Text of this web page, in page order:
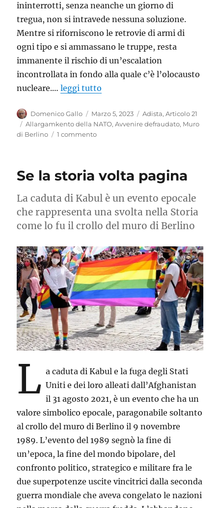
ininterrotti, senza neanche un giorno di
tregua, non si intravede nessuna soluzione.
Mentre si riforniscono le retrovie di armi di
ogni tipo e si ammassano le truppe, resta
immanente il rischio di un’escalation
incontrollata in fondo alla quale c’è l’olocausto
nucleare.…leggi tutto
Autore
Domenico Gallo
Pubblicato
il
Marzo 5, 2023 Categorie
Adista,Articolo 21
Tag
Allargamkento della NATO,Avvenire defraudato, Muro
di Berlino
1 commentosu
defraudato
Se la storia volta pagina
La caduta di Kabul è un evento epocale
che rappresenta una svolta nella Storia
come lo fu il crollo del muro di Berlino
L a caduta di Kabul e la fuga degli Stati
Uniti e dei loro alleati dall’Afghanistan
il 31 agosto 2021, è un evento che ha un
valore simbolico epocale, paragonabile soltanto
al crollo del muro di Berlino il 9 novembre
1989. L’evento del 1989 segnò la fine di
un’epoca, la fine del mondo bipolare, del
confronto politico, strategico e militare fra le
due superpotenze uscite vincitrici dalla seconda
guerra mondiale che aveva congelato le nazioni